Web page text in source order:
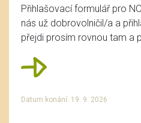
Přihlašovací formulář pro
nás už dobrovolničil/a a
přejdi prosím rovnou tam a
Datum konání: 19. 9. 2026